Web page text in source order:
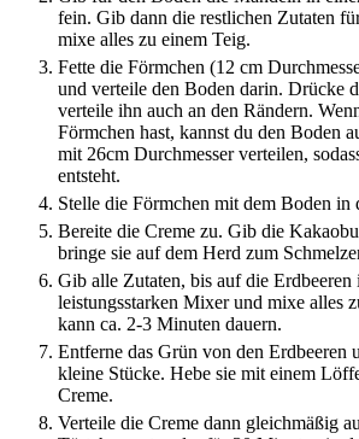
fein. Gib dann die restlichen Zutaten
mixe alles zu einem Teig.
Fette die Förmchen (12 cm
und verteile den Boden darin. Drücke
verteile ihn auch an den Rändern.
Förmchen hast, kannst du den Boden
mit 26cm Durchmesser verteilen,
entsteht.
Stelle die Förmchen mit dem Boden in
Bereite die Creme zu. Gib die
bringe sie auf dem Herd zum
Gib alle Zutaten, bis auf die Erdbeeren
leistungsstarken Mixer und mixe alles
kann ca. 2-3 Minuten dauern.
Entferne das Grün von den Erdbeeren
kleine Stücke. Hebe sie mit einem
Creme.
Verteile die Creme dann gleichmäßig